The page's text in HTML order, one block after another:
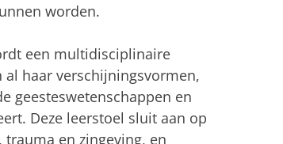
worden.
een multidisciplinaire
haar verschijningsvormen,
geesteswetenschappen en
Deze leerstoel sluit aan op
en zingeving, en